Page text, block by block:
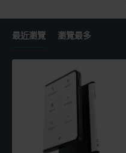
最近瀏覽 瀏覽最多